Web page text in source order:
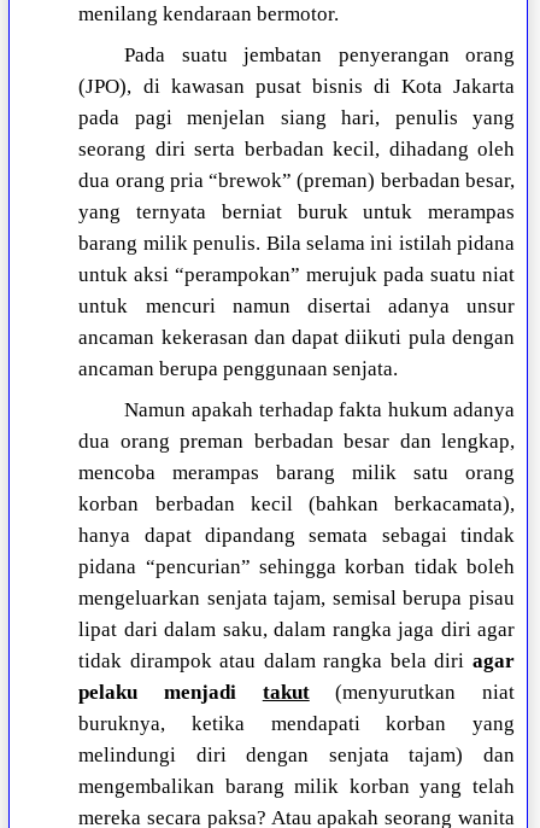
menilang kendaraan bermotor.
Pada suatu jembatan penyerangan orang
(JPO), di kawasan pusat bisnis di Kota Jakarta
pada pagi menjelan siang hari, penulis yang
seorang diri serta berbadan kecil, dihadang oleh
dua orang pria “brewok” (preman) berbadan besar,
yang ternyata berniat buruk untuk merampas
barang milik penulis. Bila selama ini istilah pidana
untuk aksi “perampokan” merujuk pada suatu niat
untuk mencuri namun disertai adanya unsur
ancaman kekerasan dan dapat diikuti pula dengan
ancaman berupa penggunaan senjata.
Namun apakah terhadap fakta hukum adanya
dua orang preman berbadan besar dan lengkap,
mencoba merampas barang milik satu orang
korban berbadan kecil (bahkan berkacamata),
hanya dapat dipandang semata sebagai tindak
pidana “pencurian” sehingga korban tidak boleh
mengeluarkan senjata tajam, semisal berupa pisau
lipat dari dalam saku, dalam rangka jaga diri agar
tidak dirampok atau dalam rangka bela diri agar
pelaku menjadi takut(menyurutkan niat
buruknya, ketika mendapati korban yang
melindungi diri dengan senjata tajam) dan
mengembalikan barang milik korban yang telah
mereka secara paksa? Atau apakah seorang wanita